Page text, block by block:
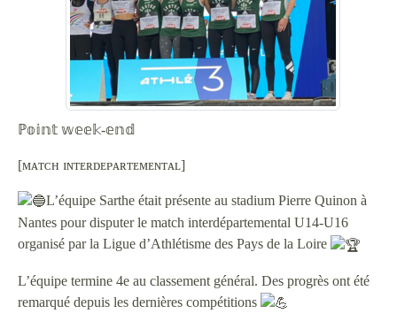
ℙ𝕠𝕚𝕟𝕥 𝕨𝕖𝕖𝕜-𝕖𝕟𝕕
[ᴍᴀᴛᴄʜ ɪɴᴛᴇʀᴅᴇᴘᴀʀᴛᴇᴍᴇɴᴛᴀʟ]
L’équipe Sarthe était présente au stadium Pierre Quinon à
Nantes pour disputer le match interdépartemental U14-U16
organisé par la Ligue d’Athlétisme des Pays de la Loire
L’équipe termine 4e au classement général. Des progrès ont été
remarqué depuis les dernières compétitions